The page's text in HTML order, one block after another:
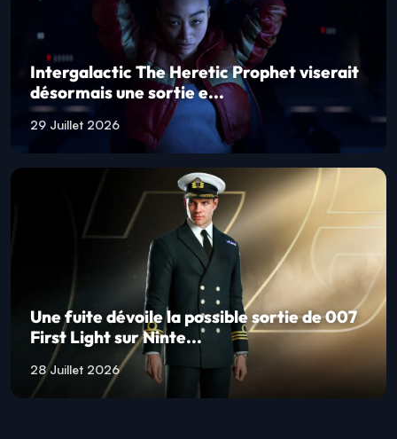
Intergalactic The Heretic Prophet viserait
désormais une sortie e...
29 Juillet 2026
Une fuite dévoile la possible sortie de 007
First Light sur Ninte...
28 Juillet 2026